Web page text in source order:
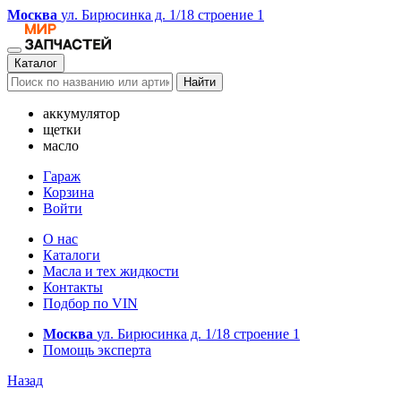
Москва ул. Бирюсинка д. 1/18 строение 1
Каталог
Найти
аккумулятор
щетки
масло
Гараж
Корзина
Войти
О нас
Каталоги
Масла и тех жидкости
Контакты
Подбор по VIN
Москва ул. Бирюсинка д. 1/18 строение 1
Помощь эксперта
Назад